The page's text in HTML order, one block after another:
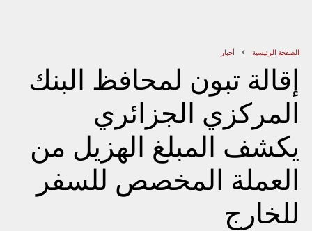
الصفحة الرئيسية أخبار
إقالة تبون لمحافظ البنك
المركزي الجزائري
يكشف المبلغ الهزيل من
العملة المخصص للسفر
للخارج